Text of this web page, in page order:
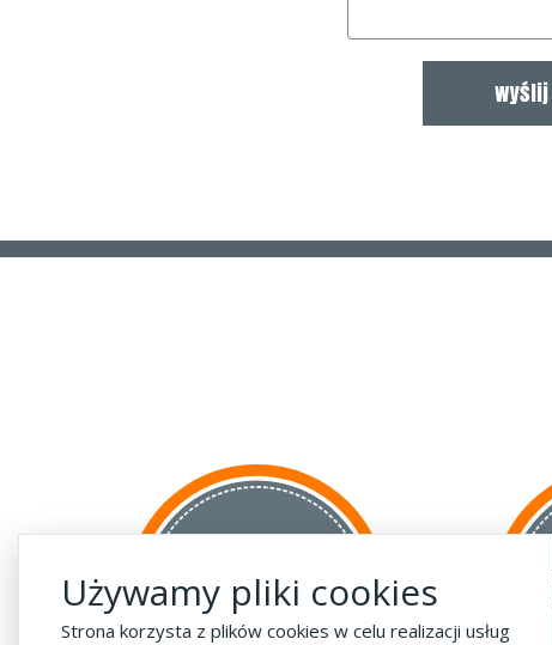
do krajów UE
za 55 zł
Używamy pliki cookies
Strona korzysta z plików cookies w celu realizacji usług